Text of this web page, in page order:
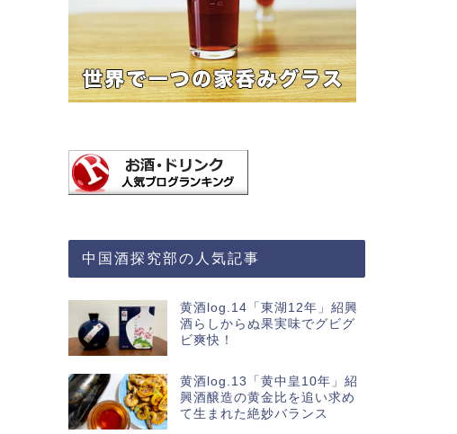
中国酒探究部の人気記事
黄酒log.14「東湖12年」紹興
酒らしからぬ果実味でグビグ
ビ爽快！
黄酒log.13「黄中皇10年」紹
興酒醸造の黄金比を追い求め
て生まれた絶妙バランス